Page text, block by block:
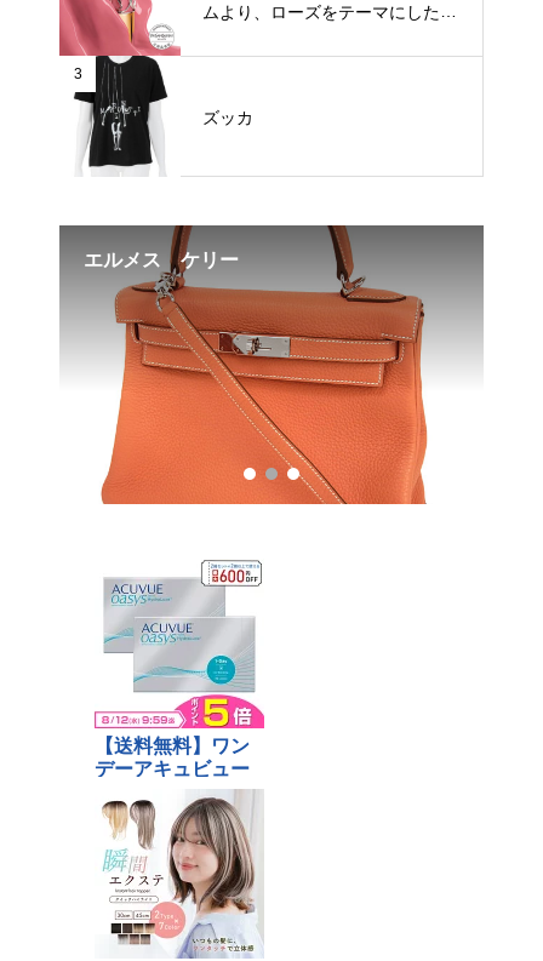
ムより、ローズをテーマにした新
3
ズッカ
エルメス ケリー